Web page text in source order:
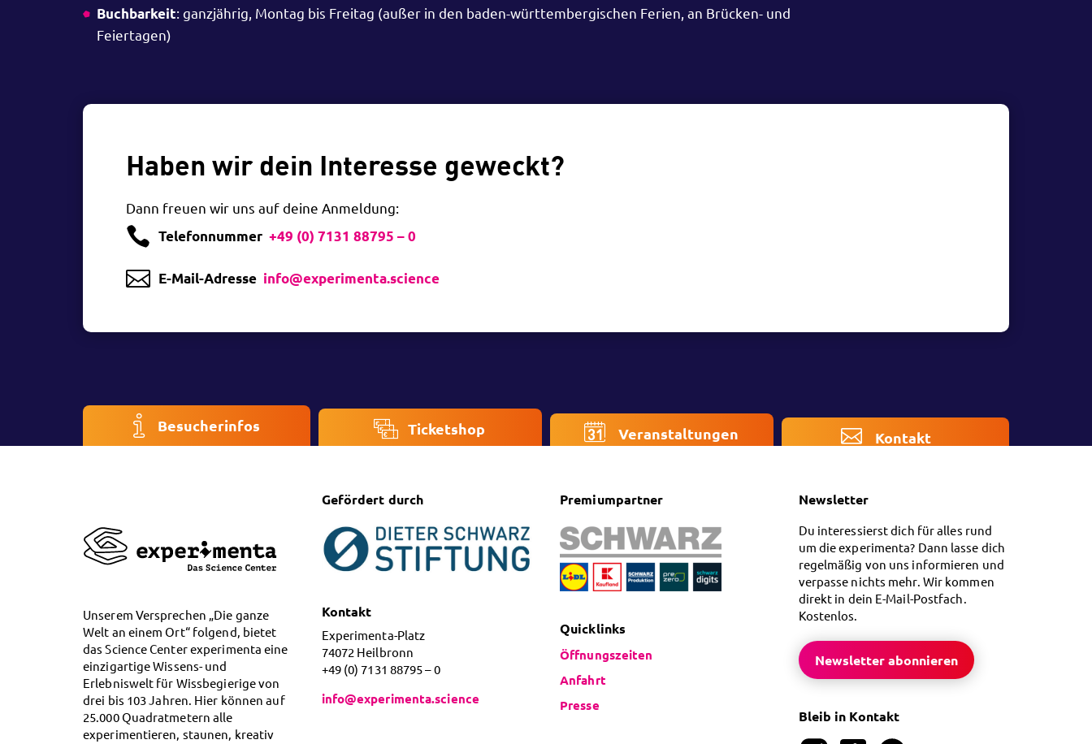
Buchbarkeit: ganzjährig, Montag bis Freitag (außer in den baden-württembergischen Ferien, an Brücken- und
Feiertagen)
Haben wir dein Interesse geweckt?
Dann freuen wir uns auf deine Anmeldung:
 Telefonnummer +49 (0) 7131 88795 – 0
 E-Mail-Adresse info@experimenta.science
Besucherinfos Ticketshop Veranstaltungen Kontakt
Unserem Versprechen „Die ganze
Welt an einem Ort“ folgend, bietet
das Science Center experimenta eine
einzigartige Wissens- und
Erlebniswelt für Wissbegierige von
drei bis 103 Jahren. Hier können auf
25.000 Quadratmetern alle
experimentieren, staunen, kreativ
Gefördert durch
Kontakt
Experimenta-Platz
74072 Heilbronn
+49 (0) 7131 88795 – 0
info@experimenta.science
Premiumpartner
Quicklinks
Öffnungszeiten
Anfahrt
Presse
Newsletter
Du interessierst dich für alles rund
um die experimenta? Dann lasse dich
regelmäßig von uns informieren und
verpasse nichts mehr. Wir kommen
direkt in dein E-Mail-Postfach.
Kostenlos.
Newsletter abonnieren
Bleib in Kontakt